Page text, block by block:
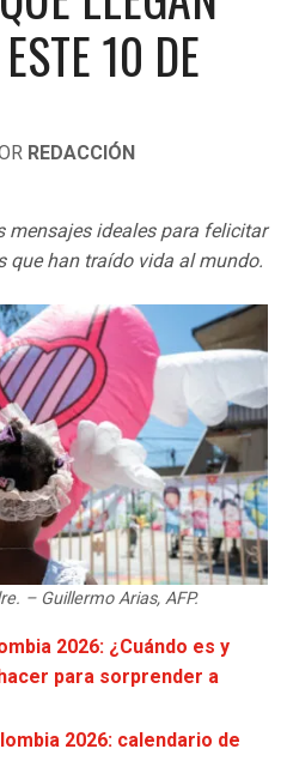
10 DE
REDACCIÓN
mensajes ideales para felicitar
que han traído vida al mundo.
– Guillermo Arias, AFP.
2026: ¿Cuándo es y
para sorprender a
2026: calendario de